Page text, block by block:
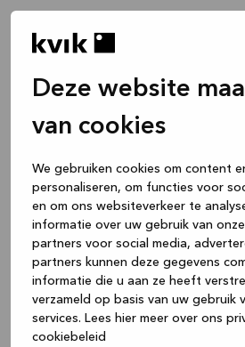
Deze website
van cookies
We gebruiken cookies om content
personaliseren, om functies voor
en om ons websiteverkeer te
informatie over uw gebruik van
partners voor social media,
partners kunnen deze gegevens
informatie die u aan ze heeft
verzameld op basis van uw gebruik
services. Lees hier meer over ons
cookiebeleid